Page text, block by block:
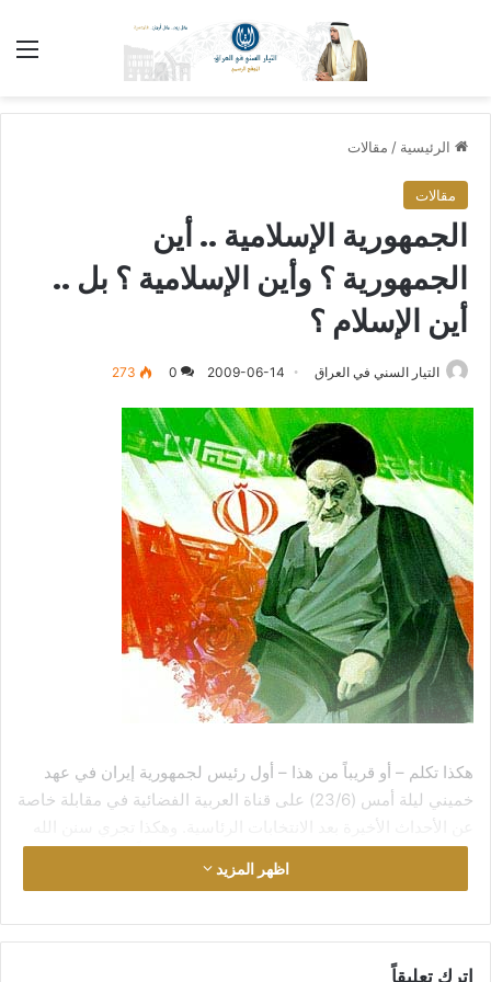
الرئيسية / مقالات
مقالات
الجمهورية الإسلامية .. أين
الجمهورية ؟ وأين الإسلامية ؟ بل ..
أين الإسلام ؟
التيار السني في العراق 2009-06-14
0
273
هكذا تكلم – أو قريباً من هذا – أول رئيس لجمهورية إيران في عهد
خميني ليلة أمس (23/6) على قناة العربية الفضائية في مقابلة خاصة
عن الأحداث الأخيرة بعد الانتخابات الرئاسية. وهكذا تجري سنن الله
الكونية في زوال الظالمين عندما (يُخْرِبُونَ بُيُوتَهُمْ بِأَيْدِيهِمْ)؛ فحينما
إلى جانب معارضي النظام الذي أسسه
موسوي (رئيس وزراء سابق) ومهدي كروبي وغيرهم من أعمدة
النظام.
اظهر المزيد
اترك تعليقاً